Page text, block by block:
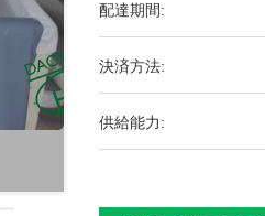
配達期間:
決済方法:
供給能力: